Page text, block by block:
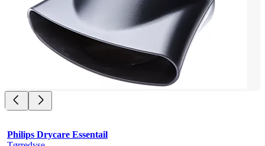
Philips Drycare Essentail